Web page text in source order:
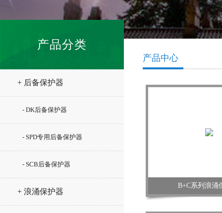
产品分类
+ 后备保护器
- DK后备保护器
- SPD专用后备保护器
- SCB后备保护器
+ 浪涌保护器
产品中心
B+C系列浪涌